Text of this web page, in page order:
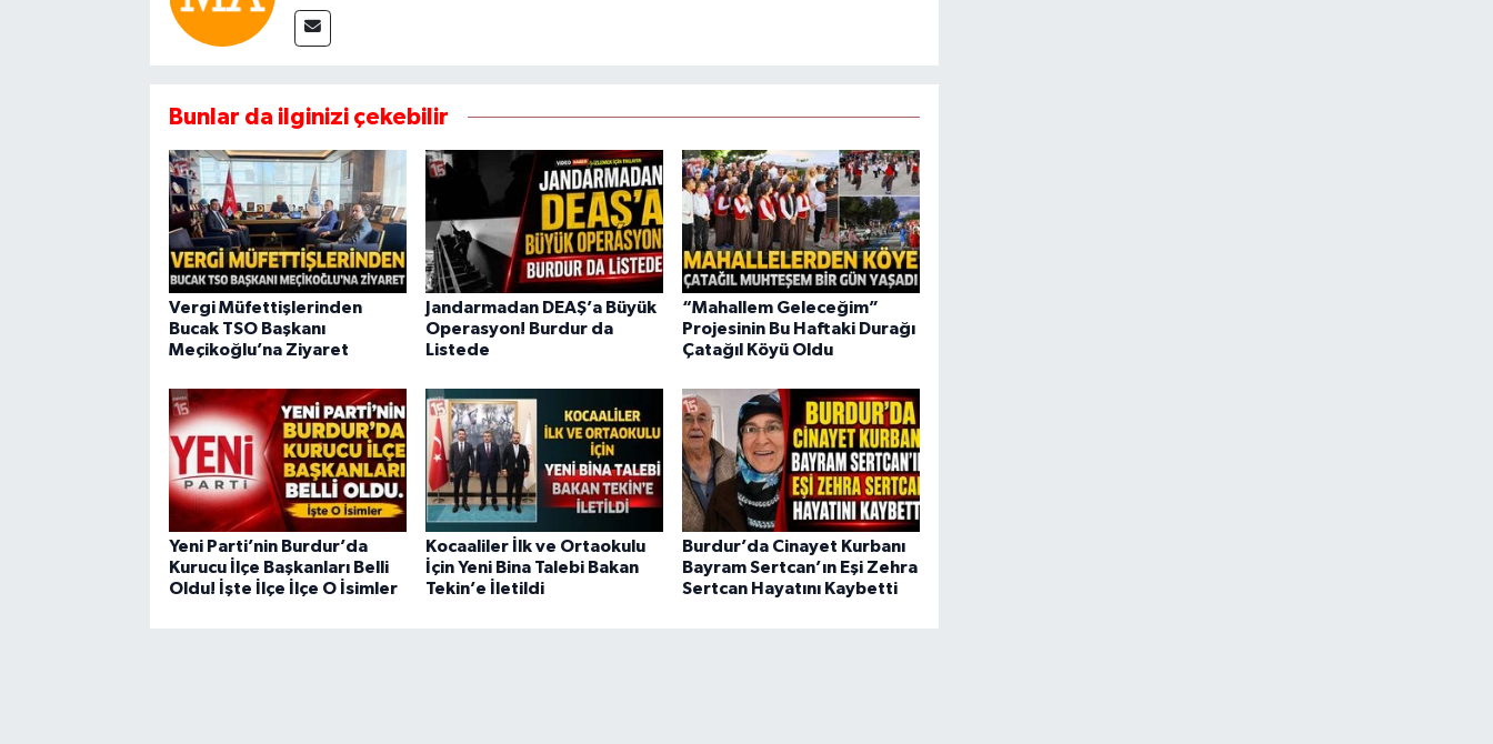
Bunlar da ilginizi çekebilir
Vergi Müfettişlerinden
Bucak TSO Başkanı
Meçikoğlu’na Ziyaret
Jandarmadan DEAŞ’a Büyük
Operasyon! Burdur da
Listede
“Mahallem Geleceğim”
Projesinin Bu Haftaki Durağı
Çatağıl Köyü Oldu
Yeni Parti’nin Burdur’da
Kurucu İlçe Başkanları Belli
Oldu! İşte İlçe İlçe O İsimler
Kocaaliler İlk ve Ortaokulu
İçin Yeni Bina Talebi Bakan
Tekin’e İletildi
Burdur’da Cinayet Kurbanı
Bayram Sertcan’ın Eşi Zehra
Sertcan Hayatını Kaybetti